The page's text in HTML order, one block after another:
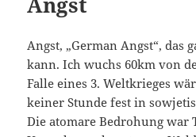
Angst, „German Angst“, das
kann. Ich wuchs 60km von
Falle eines 3. Weltkrieges
keiner Stunde fest in
Die atomare Bedrohung war